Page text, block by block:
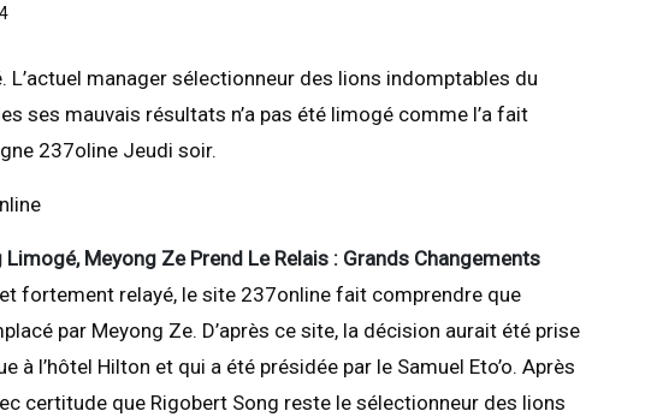
L’actuel manager sélectionneur des lions indomptables du
ses mauvais résultats n’a pas été limogé comme l’a fait
237oline Jeudi soir.
Limogé, Meyong Ze Prend Le Relais : Grands Changements
fortement relayé, le site 237online fait comprendre que
par Meyong Ze. D’après ce site, la décision aurait été prise
à l’hôtel Hilton et qui a été présidée par le Samuel Eto’o. Après
certitude que Rigobert Song reste le sélectionneur des lions